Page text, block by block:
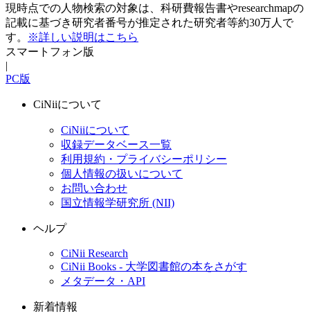
現時点での人物検索の対象は、科研費報告書やresearchmapの
記載に基づき研究者番号が推定された研究者等約30万人で
す。
※詳しい説明はこちら
スマートフォン版
|
PC版
CiNiiについて
CiNiiについて
収録データベース一覧
利用規約・プライバシーポリシー
個人情報の扱いについて
お問い合わせ
国立情報学研究所 (NII)
ヘルプ
CiNii Research
CiNii Books - 大学図書館の本をさがす
メタデータ・API
新着情報